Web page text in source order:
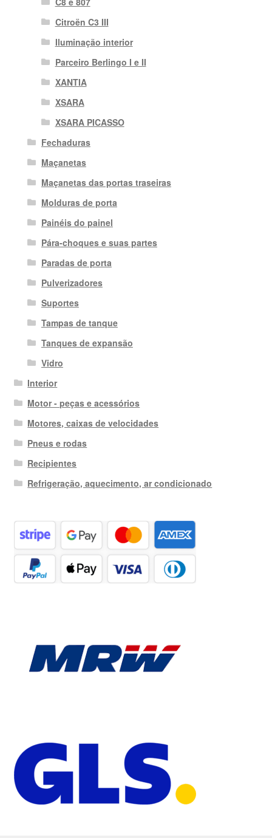
Citroën C3 III
Iluminação interior
Parceiro Berlingo I e II
XANTIA
XSARA
XSARA PICASSO
Fechaduras
Maçanetas
Maçanetas das portas traseiras
Molduras de porta
Painéis do painel
Pára-choques e suas partes
Paradas de porta
Pulverizadores
Suportes
Tampas de tanque
Tanques de expansão
Vidro
Interior
Motor - peças e acessórios
Motores, caixas de velocidades
Pneus e rodas
Recipientes
Refrigeração, aquecimento, ar condicionado